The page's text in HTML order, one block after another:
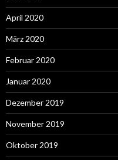
April 2020
März 2020
Februar 2020
Januar 2020
Dezember 2019
November 2019
Oktober 2019